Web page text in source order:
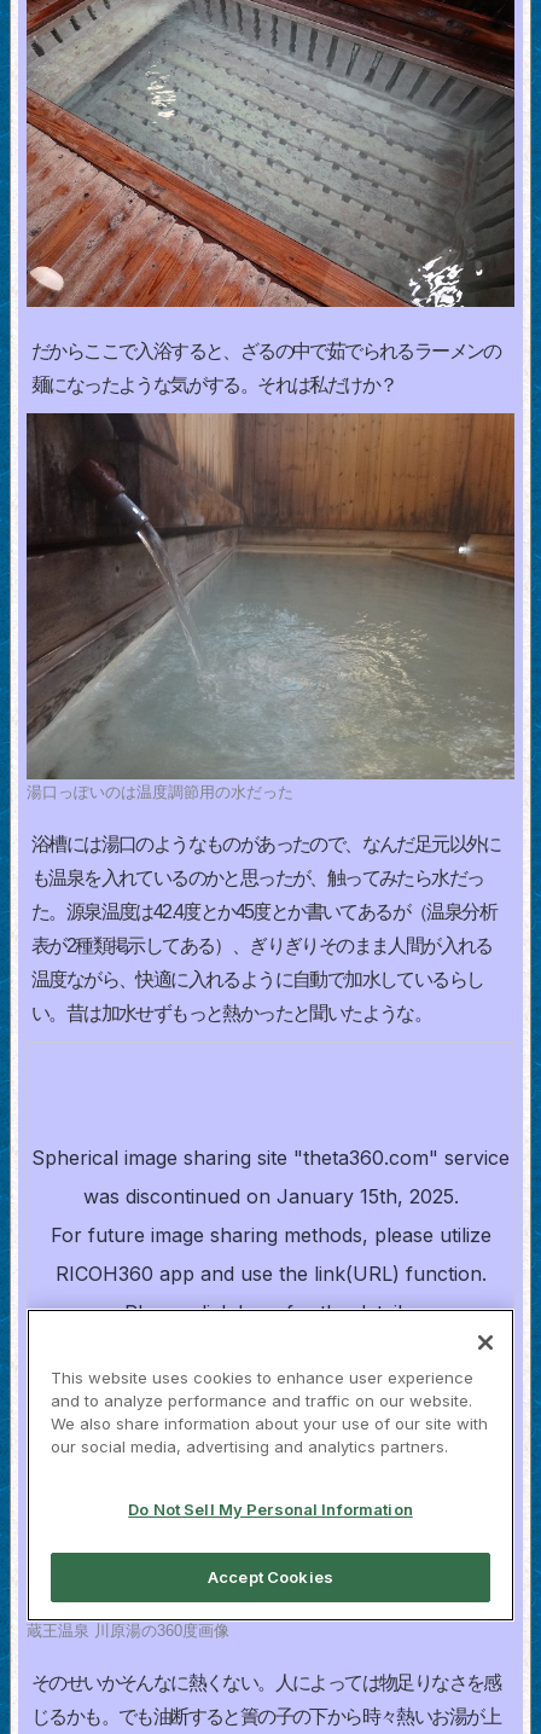
だからここで入浴すると、ざるの中で茹でられるラーメンの
麺になったような気がする。それは私だけか？
湯口っぽいのは温度調節用の水だった
浴槽には湯口のようなものがあったので、なんだ足元以外に
も温泉を入れているのかと思ったが、触ってみたら水だっ
た。源泉温度は42.4度とか45度とか書いてあるが（温泉分析
表が2種類掲示してある）、ぎりぎりそのまま人間が入れる
温度ながら、快適に入れるように自動で加水しているらし
い。昔は加水せずもっと熱かったと聞いたような。
蔵王温泉 川原湯の360度画像
そのせいかそんなに熱くない。人によっては物足りなさを感
じるかも。でも油断すると簀の子の下から時々熱いお湯が上